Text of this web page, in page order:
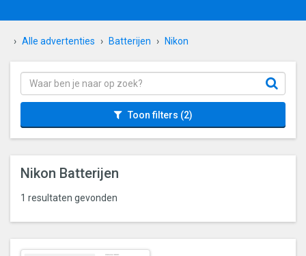
Alle advertenties Batterijen Nikon
Toon filters (2)
Nikon Batterijen
1 resultaten gevonden